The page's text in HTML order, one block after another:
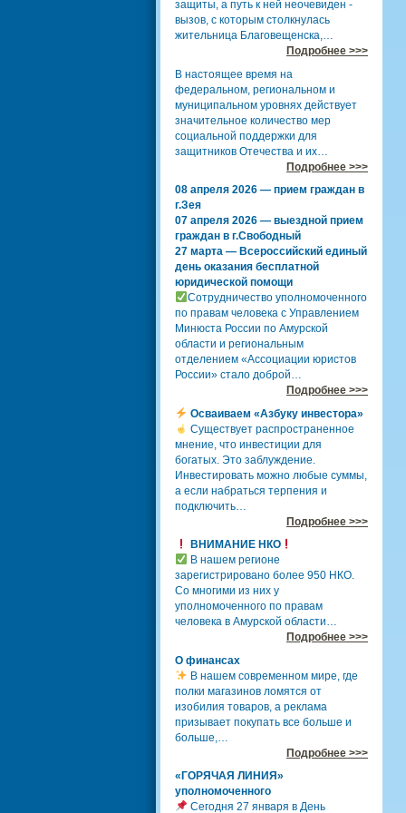
защиты, а путь к ней неочевиден -
вызов, с которым столкнулась
жительница Благовещенска,…
Подробнее >>>
В настоящее время на
федеральном, региональном и
муниципальном уровнях действует
значительное количество мер
социальной поддержки для
защитников Отечества и их…
Подробнее >>>
08 апреля 2026 — прием граждан в
г.Зея
07 апреля 2026 — выездной прием
граждан в г.Свободный
27 марта — Всероссийский единый
день оказания бесплатной
юридической помощи
Сотрудничество уполномоченного
по правам человека с Управлением
Минюста России по Амурской
области и региональным
отделением «Ассоциации юристов
России» стало доброй…
Подробнее >>>
Осваиваем «Азбуку инвестора»
Существует распространенное
мнение, что инвестиции для
богатых. Это заблуждение.
Инвестировать можно любые суммы,
а если набраться терпения и
подключить…
Подробнее >>>
ВНИМАНИЕ НКО
В нашем регионе
зарегистрировано более 950 НКО.
Со многими из них у
уполномоченного по правам
человека в Амурской области…
Подробнее >>>
О финансах
В нашем современном мире, где
полки магазинов ломятся от
изобилия товаров, а реклама
призывает покупать все больше и
больше,…
Подробнее >>>
«ГОРЯЧАЯ ЛИНИЯ»
уполномоченного
Сегодня 27 января в День